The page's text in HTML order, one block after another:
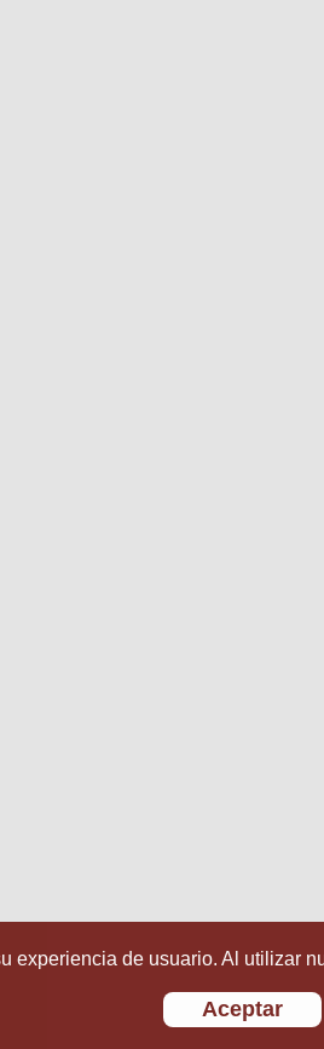
experiencia de usuario. Al utilizar
Aceptar